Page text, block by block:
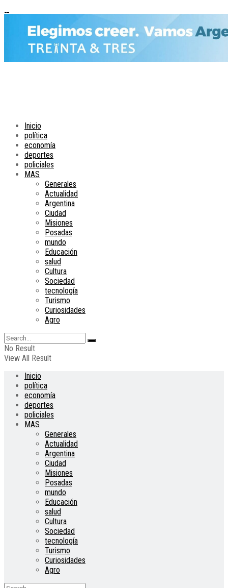
Inicio
política
economía
deportes
policiales
MAS
Generales
Actualidad
Argentina
Ciudad
Misiones
Posadas
mundo
Educación
salud
Cultura
Sociedad
tecnología
Turismo
Curiosidades
Agro
No Result
View All Result
Inicio
política
economía
deportes
policiales
MAS
Generales
Actualidad
Argentina
Ciudad
Misiones
Posadas
mundo
Educación
salud
Cultura
Sociedad
tecnología
Turismo
Curiosidades
Agro